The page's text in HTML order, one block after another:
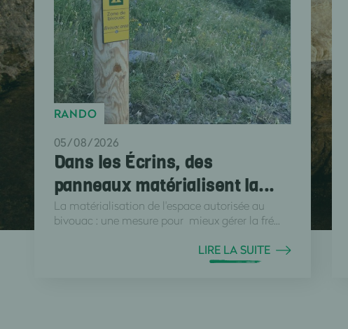
RANDO
05/08/2026
Dans les Écrins, des
panneaux matérialisent la...
La matérialisation de l'espace autorisée au
bivouac : une mesure pour mieux gérer la fré...
LIRE LA SUITE